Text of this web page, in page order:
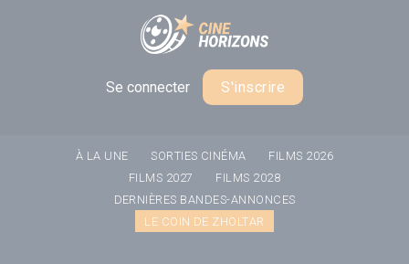
Se connecter S'inscrire
À LA UNE SORTIES CINÉMA
FILMS 2026
FILMS 2027
FILMS 2028
DERNIÈRES BANDES-ANNONCES
LE COIN DE ZHOLTAR
Panneau de gestion des cookies